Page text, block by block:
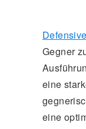
Gegner
eine
eine